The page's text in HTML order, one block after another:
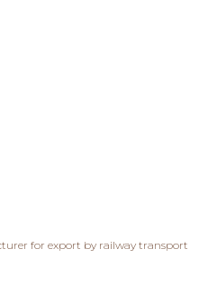
for export by railway transport